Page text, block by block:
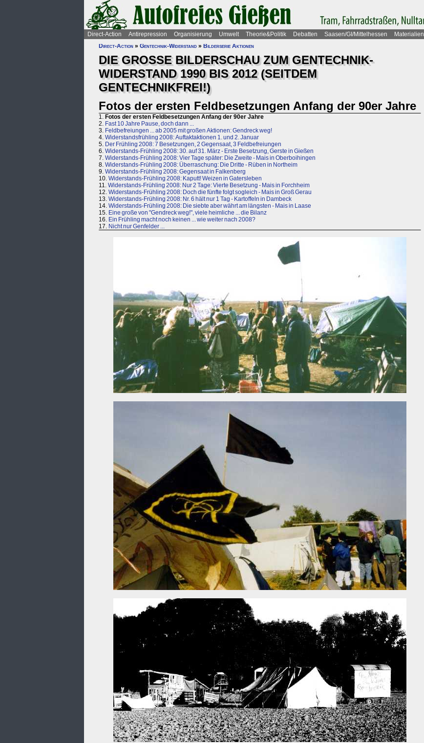
Direct-Action Antirepression Organisierung Umwelt Theorie&Politik Debatten Saasen/GI/Mittelhessen Materialien
Direct-Action » Gentechnik-Widerstand » Bilderserie Aktionen
DIE GROSSE BILDERSCHAU ZUM GENTECHNIK-
WIDERSTAND 1990 BIS 2012 (SEITDEM
GENTECHNIKFREI!)
Fotos der ersten Feldbesetzungen Anfang der 90er Jahre
1. Fotos der ersten Feldbesetzungen Anfang der 90er Jahre
2. Fast 10 Jahre Pause, doch dann ...
3. Feldbefreiungen ... ab 2005 mit großen Aktionen: Gendreck weg!
4. Widerstandsfrühling 2008: Auftaktaktionen 1. und 2. Januar
5. Der Frühling 2008: 7 Besetzungen, 2 Gegensaat, 3 Feldbefreiungen
6. Widerstands-Frühling 2008: 30. auf 31. März - Erste Besetzung, Gerste in Gießen
7. Widerstands-Frühling 2008: Vier Tage später: Die Zweite - Mais in Oberboihingen
8. Widerstands-Frühling 2008: Überraschung: Die Dritte - Rüben in Northeim
9. Widerstands-Frühling 2008: Gegensaat in Falkenberg
10. Widerstands-Frühling 2008: Kaputt! Weizen in Gatersleben
11. Widerstands-Frühling 2008: Nur 2 Tage: Vierte Besetzung - Mais in Forchheim
12. Widerstands-Frühling 2008: Doch die fünfte folgt sogleich - Mais in Groß Gerau
13. Widerstands-Frühling 2008: Nr. 6 hält nur 1 Tag - Kartoffeln in Dambeck
14. Widerstands-Frühling 2008: Die siebte aber währt am längsten - Mais in Laase
15. Eine große von "Gendreck weg!", viele heimliche ... die Bilanz
16. Ein Frühling macht noch keinen ... wie weiter nach 2008?
17. Nicht nur Genfelder ...